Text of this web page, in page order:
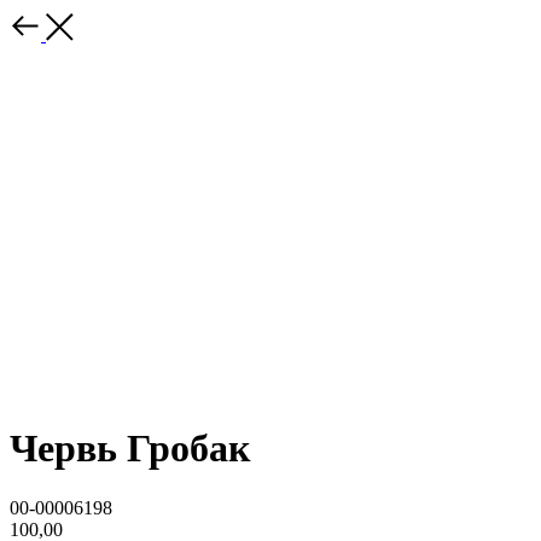
Червь Гробак
00-00006198
100,00